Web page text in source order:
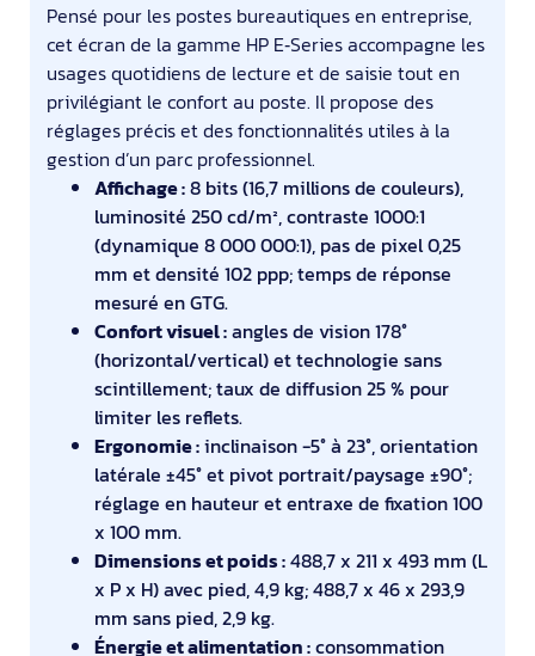
Pensé pour les postes bureautiques en entreprise,
cet écran de la gamme HP E‑Series accompagne les
usages quotidiens de lecture et de saisie tout en
privilégiant le confort au poste. Il propose des
réglages précis et des fonctionnalités utiles à la
gestion d’un parc professionnel.
Affichage :8 bits (16,7 millions de couleurs),
luminosité 250 cd/m², contraste 1000:1
(dynamique 8 000 000:1), pas de pixel 0,25
mm et densité 102 ppp; temps de réponse
mesuré en GTG.
Confort visuel :angles de vision 178°
(horizontal/vertical) et technologie sans
scintillement; taux de diffusion 25 % pour
limiter les reflets.
Ergonomie :inclinaison -5° à 23°, orientation
latérale ±45° et pivot portrait/paysage ±90°;
réglage en hauteur et entraxe de fixation 100
x 100 mm.
Dimensions et poids :488,7 x 211 x 493 mm (L
x P x H) avec pied, 4,9 kg; 488,7 x 46 x 293,9
mm sans pied, 2,9 kg.
Énergie et alimentation :consommation